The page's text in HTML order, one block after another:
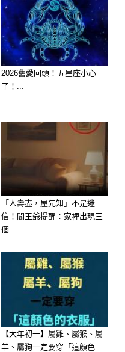
名：生肖屬馬
直覺準到連自
福祿雙全）
友，6 月開始你
「金匱」財星大
在 6 月初的「財
的最高峰，整個
始如果腦海中突
的數字，或者是
常沒去過的彩券
自己的第一直
2026舊愛回頭！五星座小心
了！...
「人壽盡，屋先知」不是迷
信！閻王爺提醒：家裡出現三
個...
【大年初一】屬雞、屬猴、屬
羊、屬狗一定要穿「這顏色